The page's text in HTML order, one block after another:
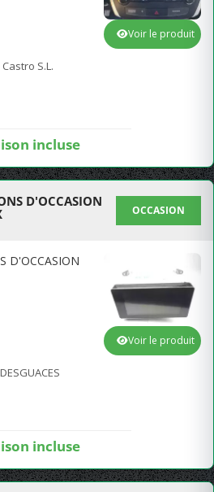
S.L.
incluse
Voir le produit
D'OCCASION
OCCASION
D'OCCASION
incluse
Voir le produit